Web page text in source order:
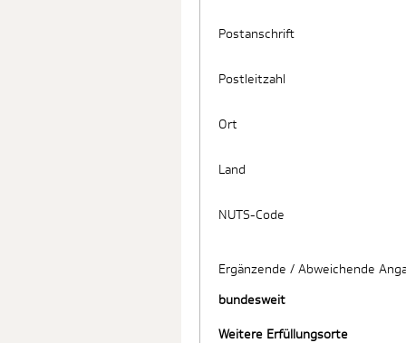
Postanschrift
Postleitzahl
Ort
Land
NUTS-Code
Ergänzende / Abweichende
bundesweit
Weitere Erfüllungsorte